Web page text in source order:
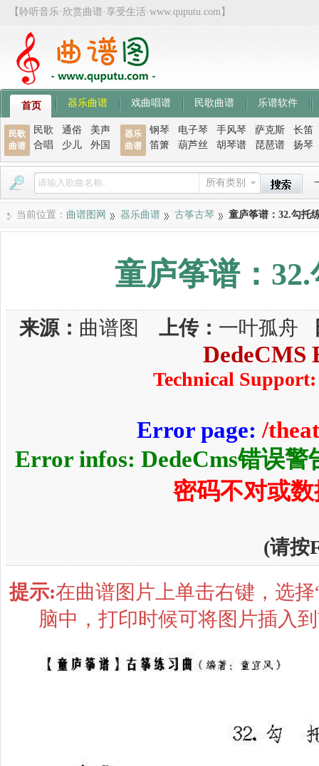
【聆听音乐·欣赏曲谱·享受生活·www.quputu.com】
首页 器乐曲谱 戏曲唱谱 民歌曲谱 乐谱软件
民歌
曲谱
民歌 通俗
美声
合唱
少儿 外国
器乐
曲谱
钢琴 电子琴 手风琴 萨克斯
长笛
笛箫
葫芦丝 胡琴谱 琵琶谱 扬琴
所有类别
当前位置： 曲谱图网 器乐曲谱 古筝古琴 童庐筝谱：32.勾托
童庐筝谱：
来源： 曲谱图 上传： 一叶孤舟
Technical
Error page: /
Error infos: DedeCms错误警
密码不对或
(请按
提示:在曲谱图片上单击右键，选
脑中，打印时候可将图片插入